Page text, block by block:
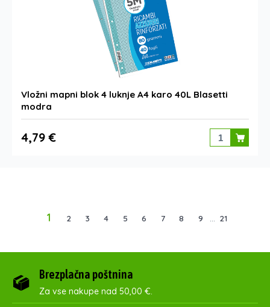
Vložni mapni blok 4 luknje A4 karo 40L Blasetti
modra
4,79 €
1 2 3 4 5 6 7 8 9 21
Brezplačna poštnina
Za vse nakupe nad 50,00 €.